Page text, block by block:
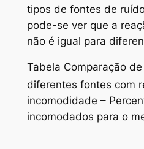
tipos de fontes de
pode-se ver que a
não é igual para
Tabela Comparação
diferentes fontes com
incomodidade –
incomodados para o